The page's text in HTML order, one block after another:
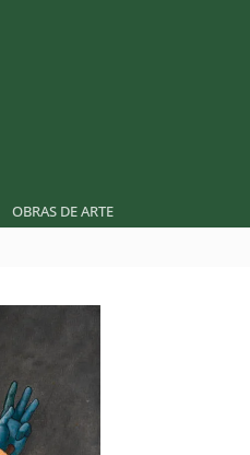
OBRAS DE ARTE